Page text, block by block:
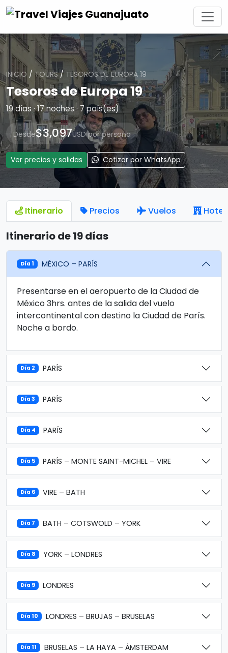
INICIO / TOURS/TESOROS DE EUROPA 19
Tesoros de Europa 19
19 días · 17 noches · 7 país(es)
Desde$3,097USD por persona
Ver precios y salidas Cotizar por WhatsApp
Itinerario Precios Vuelos
Itinerario de 19 días
Día 1 MÉXICO – PARÍS
Presentarse en el aeropuerto de la Ciudad de
México 3hrs. antes de la salida del vuelo
intercontinental con destino la Ciudad de París.
Noche a bordo.
Día 2 PARÍS
Día 3 PARÍS
Día 4 PARÍS
Día 5 PARÍS – MONTE SAINT-MICHEL – VIRE
Día 6 VIRE – BATH
Día 7 BATH – COTSWOLD – YORK
Día 8 YORK – LONDRES
Día 9 LONDRES
Día 10 LONDRES – BRUJAS – BRUSELAS
Día 11 BRUSELAS – LA HAYA – ÁMSTERDAM